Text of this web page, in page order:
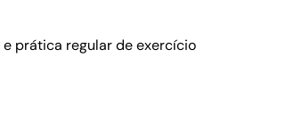
prática regular de exercício